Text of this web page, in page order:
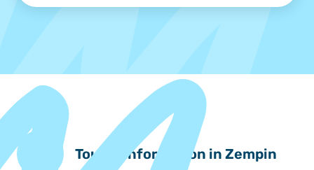
Touristinformation in Zempin